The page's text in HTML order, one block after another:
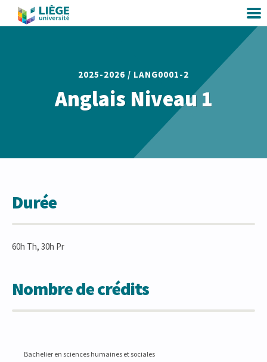
2025-2026 / LANG0001-2
Anglais Niveau 1
Durée
60h Th, 30h Pr
Nombre de crédits
Bachelier en sciences humaines et sociales